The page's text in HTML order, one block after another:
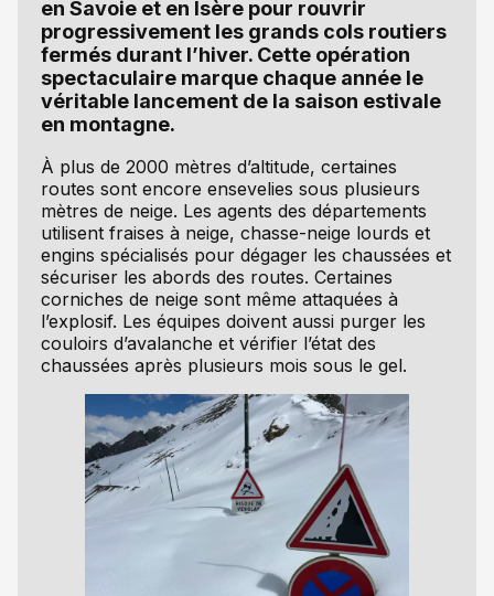
en Savoie et en Isère pour rouvrir
progressivement les grands cols routiers
fermés durant l’hiver. Cette opération
spectaculaire marque chaque année le
véritable lancement de la saison estivale
en montagne.
À plus de 2000 mètres d’altitude, certaines
routes sont encore ensevelies sous plusieurs
mètres de neige. Les agents des départements
utilisent fraises à neige, chasse-neige lourds et
engins spécialisés pour dégager les chaussées et
sécuriser les abords des routes. Certaines
corniches de neige sont même attaquées à
l’explosif. Les équipes doivent aussi purger les
couloirs d’avalanche et vérifier l’état des
chaussées après plusieurs mois sous le gel.